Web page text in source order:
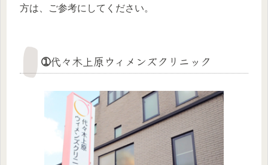
方は、ご参考にしてください。
➀代々木上原ウィメンズクリニック